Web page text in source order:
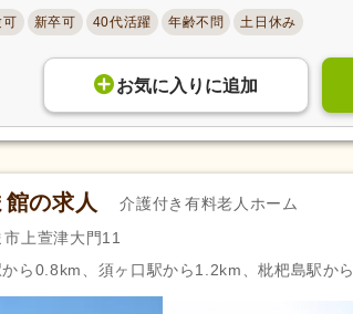
可 新卒可 40代活躍 年齢不問 土日休み
お気に入り に追加
の求人 介護付き有料老人ホーム
上萱津大門11
ら0.8km、須ヶ口駅から1.2km、枇杷島駅か